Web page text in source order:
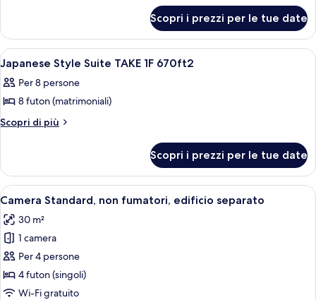
Deluxe,
bagno
privato,
lato
giardino
Scopri i prezzi per le tue date
Apri
tutte
le
foto
per
Suite
TAKE
1F
670ft2
Un interno tradizionale giapponese
1
Japanese Style Suite TAKE 1F 670ft2
Per 8 persone
8 futon (matrimoniali)
Scopri di più
Altri
Style
Suite
TAKE
670ft2
Scopri i prezzi per le tue date
Apri
tutte
le
foto
per
Camera
Standard,
Camera Standard, non fumatori,
18
Camera Standard, non fumatori, edificio separato
30 m²
1 camera
Per 4 persone
4 futon (singoli)
Wi-Fi gratuito